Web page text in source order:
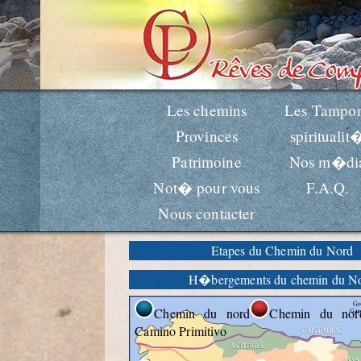
Etapes du Chemin du Nord
H�bergements du chemin du
Chemin du nord
Chemin du
Camino Primitivo
Les chemins
Les
Provinces
Patrimoine
Nos
Not� pour vous
F.A.Q.
Nous contacter